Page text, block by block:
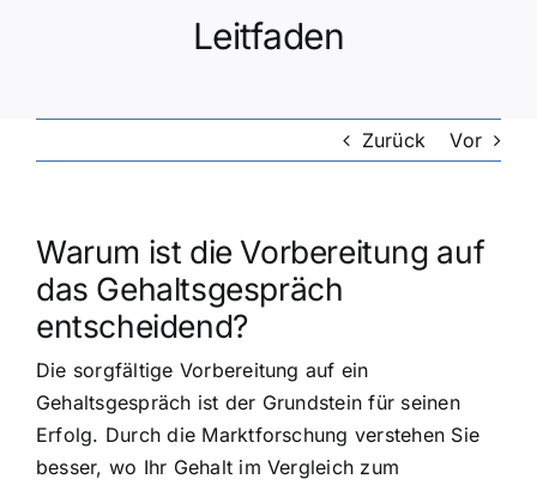
Leitfaden
Zurück Vor
Warum ist die Vorbereitung auf
das Gehaltsgespräch
entscheidend?
Die sorgfältige Vorbereitung auf ein
Gehaltsgespräch ist der Grundstein für seinen
Erfolg. Durch die Marktforschung verstehen Sie
besser, wo Ihr Gehalt im Vergleich zum